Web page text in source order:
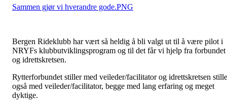
Sammen gjør vi hverandre gode.PNG
Bergen Rideklubb har vært så heldig å bli valgt ut til å være pilot i
NRYFs klubbutviklingsprogram og til det får vi hjelp fra forbundet
og idrettskretsen.
Rytterforbundet stiller med veileder/facilitator og idrettskretsen
også med veileder/facilitator, begge med lang erfaring og meget
dyktige.